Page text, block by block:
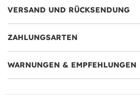
VERSAND UND RÜCKSENDUNG
ZAHLUNGSARTEN
WARNUNGEN & EMPFEHLUNGEN